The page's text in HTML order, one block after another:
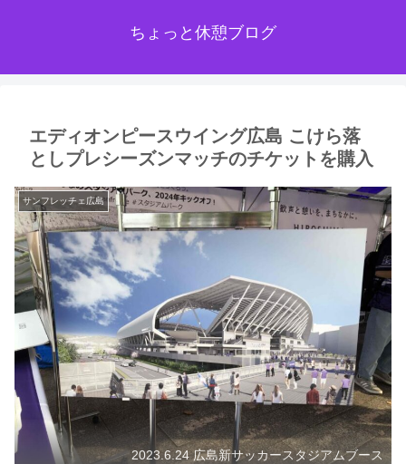
ちょっと休憩ブログ
エディオンピースウイング広島 こけら落
としプレシーズンマッチのチケットを購入
サンフレッチェ広島
2023.6.24 広島新サッカースタジアムブース